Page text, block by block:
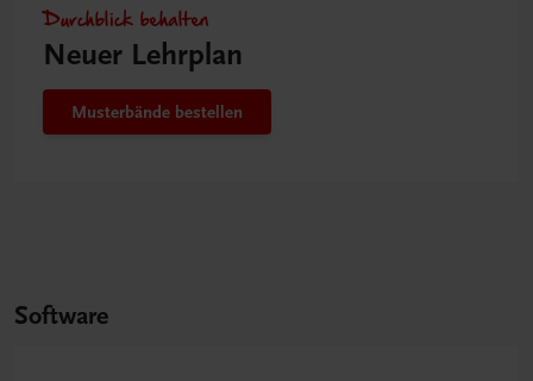
Durchblick behalten
Neuer Lehrplan
Musterbände bestellen
Software